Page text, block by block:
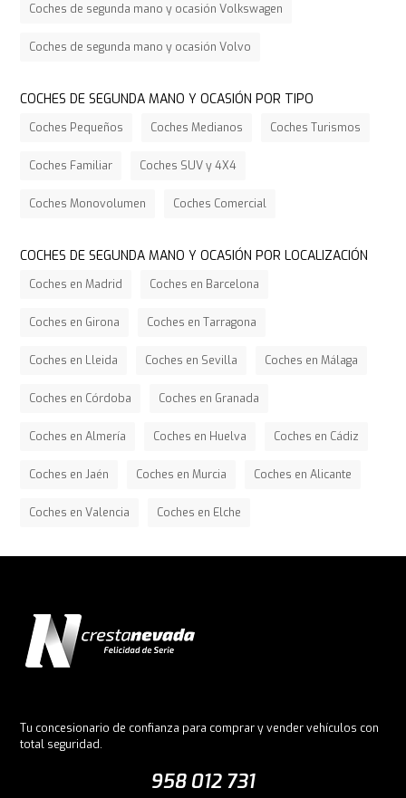
Coches de segunda mano y ocasión Volkswagen
Coches de segunda mano y ocasión Volvo
COCHES DE SEGUNDA MANO Y OCASIÓN POR TIPO
Coches Pequeños Coches Medianos Coches Turismos
Coches Familiar Coches SUV y 4X4
Coches Monovolumen Coches Comercial
COCHES DE SEGUNDA MANO Y OCASIÓN POR LOCALIZACIÓN
Coches en Madrid Coches en Barcelona
Coches en Girona Coches en Tarragona
Coches en Lleida Coches en Sevilla Coches en Málaga
Coches en Córdoba Coches en Granada
Coches en Almería Coches en Huelva Coches en Cádiz
Coches en Jaén Coches en Murcia Coches en Alicante
Coches en Valencia Coches en Elche
Tu concesionario de confianza para comprar y vender vehículos con
total seguridad.
958 012 731